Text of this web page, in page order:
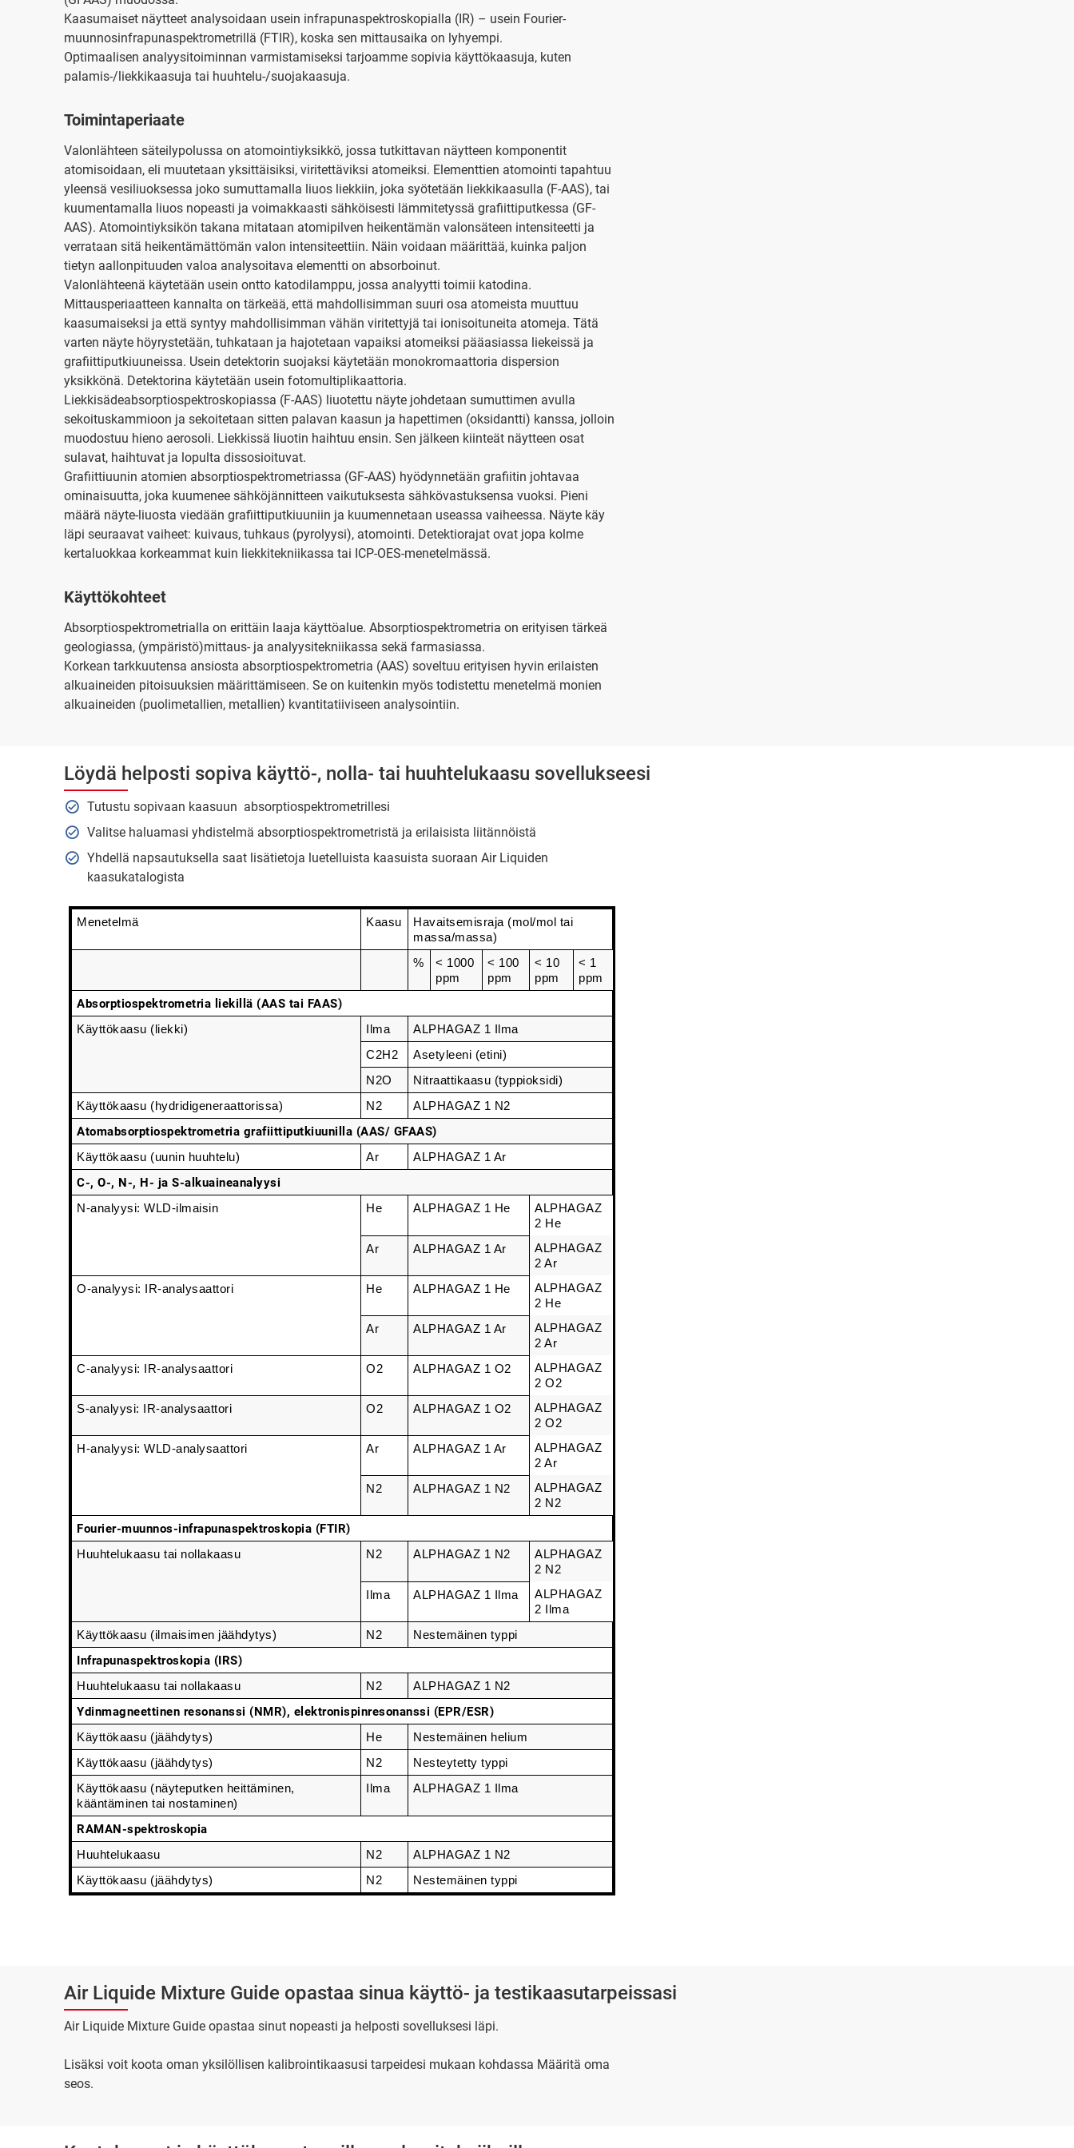
Kaasumaiset näytteet analysoidaan usein infrapunaspektroskopialla (IR) – usein Fourier-
muunnosinfrapunaspektrometrillä (FTIR), koska sen mittausaika on lyhyempi.
Optimaalisen analyysitoiminnan varmistamiseksi tarjoamme sopivia käyttökaasuja, kuten
palamis-/liekkikaasuja tai huuhtelu-/suojakaasuja.
Toimintaperiaate
Valonlähteen säteilypolussa on atomointiyksikkö, jossa tutkittavan näytteen komponentit
atomisoidaan, eli muutetaan yksittäisiksi, viritettäviksi atomeiksi. Elementtien atomointi tapahtuu
yleensä vesiliuoksessa joko sumuttamalla liuos liekkiin, joka syötetään liekkikaasulla (F-AAS), tai
kuumentamalla liuos nopeasti ja voimakkaasti sähköisesti lämmitetyssä grafiittiputkessa (GF-
AAS). Atomointiyksikön takana mitataan atomipilven heikentämän valonsäteen intensiteetti ja
verrataan sitä heikentämättömän valon intensiteettiin. Näin voidaan määrittää, kuinka paljon
tietyn aallonpituuden valoa analysoitava elementti on absorboinut.
Valonlähteenä käytetään usein ontto katodilamppu, jossa analyytti toimii katodina.
Mittausperiaatteen kannalta on tärkeää, että mahdollisimman suuri osa atomeista muuttuu
kaasumaiseksi ja että syntyy mahdollisimman vähän viritettyjä tai ionisoituneita atomeja. Tätä
varten näyte höyrystetään, tuhkataan ja hajotetaan vapaiksi atomeiksi pääasiassa liekeissä ja
grafiittiputkiuuneissa. Usein detektorin suojaksi käytetään monokromaattoria dispersion
yksikkönä. Detektorina käytetään usein fotomultiplikaattoria.
Liekkisädeabsorptiospektroskopiassa (F-AAS) liuotettu näyte johdetaan sumuttimen avulla
sekoituskammioon ja sekoitetaan sitten palavan kaasun ja hapettimen (oksidantti) kanssa, jolloin
muodostuu hieno aerosoli. Liekkissä liuotin haihtuu ensin. Sen jälkeen kiinteät näytteen osat
sulavat, haihtuvat ja lopulta dissosioituvat.
Grafiittiuunin atomien absorptiospektrometriassa (GF-AAS) hyödynnetään grafiitin johtavaa
ominaisuutta, joka kuumenee sähköjännitteen vaikutuksesta sähkövastuksensa vuoksi. Pieni
määrä näyte-liuosta viedään grafiittiputkiuuniin ja kuumennetaan useassa vaiheessa. Näyte käy
läpi seuraavat vaiheet: kuivaus, tuhkaus (pyrolyysi), atomointi. Detektiorajat ovat jopa kolme
kertaluokkaa korkeammat kuin liekkitekniikassa tai ICP-OES-menetelmässä.
Käyttökohteet
Absorptiospektrometrialla on erittäin laaja käyttöalue. Absorptiospektrometria on erityisen tärkeä
geologiassa, (ympäristö)mittaus- ja analyysitekniikassa sekä farmasiassa.
Korkean tarkkuutensa ansiosta absorptiospektrometria (AAS) soveltuu erityisen hyvin erilaisten
alkuaineiden pitoisuuksien määrittämiseen. Se on kuitenkin myös todistettu menetelmä monien
alkuaineiden (puolimetallien, metallien) kvantitatiiviseen analysointiin.
Löydä helposti sopiva käyttö-, nolla- tai huuhtelukaasu sovellukseesi
Tutustu sopivaan kaasuun absorptiospektrometrillesi
Valitse haluamasi yhdistelmä absorptiospektrometristä ja erilaisista liitännöistä
Yhdellä napsautuksella saat lisätietoja luetelluista kaasuista suoraan Air Liquiden
kaasukatalogista
Menetelmä Kaasu
Havaitsemisraja (mol/mol tai
massa/massa)
%
< 1000
ppm
< 100
ppm
< 10
ppm
< 1
ppm
Absorptiospektrometria liekillä (AAS tai FAAS)
Käyttökaasu (liekki) Ilma
ALPHAGAZ 1 Ilma
C2H2
Asetyleeni (etini)
N2O
Nitraattikaasu (typpioksidi)
Käyttökaasu (hydridigeneraattorissa)
N2 ALPHAGAZ 1 N2
Atomabsorptiospektrometria grafiittiputkiuunilla (AAS/ GFAAS)
Käyttökaasu (uunin huuhtelu) Ar ALPHAGAZ 1 Ar
C-, O-, N-, H- ja S-alkuaineanalyysi
N-analyysi: WLD-ilmaisin He ALPHAGAZ 1 He
ALPHAGAZ
2 He
Ar
ALPHAGAZ 1 Ar
ALPHAGAZ
2 Ar
O-analyysi: IR-analysaattori
He ALPHAGAZ 1 He
ALPHAGAZ
2 He
Ar
ALPHAGAZ 1 Ar
ALPHAGAZ
2 Ar
C-analyysi: IR-analysaattori
O2 ALPHAGAZ 1 O2
ALPHAGAZ
2 O2
S-analyysi: IR-analysaattori
O2 ALPHAGAZ 1 O2
ALPHAGAZ
2 O2
H-analyysi: WLD-analysaattori
Ar ALPHAGAZ 1 Ar
ALPHAGAZ
2 Ar
N2
ALPHAGAZ 1 N2
ALPHAGAZ
2 N2
Fourier-muunnos-infrapunaspektroskopia (FTIR)
Huuhtelukaasu tai nollakaasu N2 ALPHAGAZ 1 N2
ALPHAGAZ
2 N2
Ilma
ALPHAGAZ 1 Ilma
ALPHAGAZ
2 Ilma
Käyttökaasu (ilmaisimen jäähdytys)
N2 Nestemäinen typpi
Infrapunaspektroskopia (IRS)
Huuhtelukaasu tai nollakaasu N2 ALPHAGAZ 1 N2
Ydinmagneettinen resonanssi (NMR), elektronispinresonanssi (EPR/ESR)
Käyttökaasu (jäähdytys) He
Nestemäinen helium
Käyttökaasu (jäähdytys)
N2
Nesteytetty typpi
Käyttökaasu (näyteputken heittäminen,
kääntäminen tai nostaminen)
Ilma ALPHAGAZ 1 Ilma
RAMAN-spektroskopia
Huuhtelukaasu N2
ALPHAGAZ 1 N2
Käyttökaasu (jäähdytys)
N2 Nestemäinen typpi
Air Liquide Mixture Guide opastaa sinua käyttö- ja testikaasutarpeissasi
Air Liquide Mixture Guide opastaa sinut nopeasti ja helposti sovelluksesi läpi.
Lisäksi voit koota oman yksilöllisen kalibrointikaasusi tarpeidesi mukaan kohdassa Määritä oma
seos.